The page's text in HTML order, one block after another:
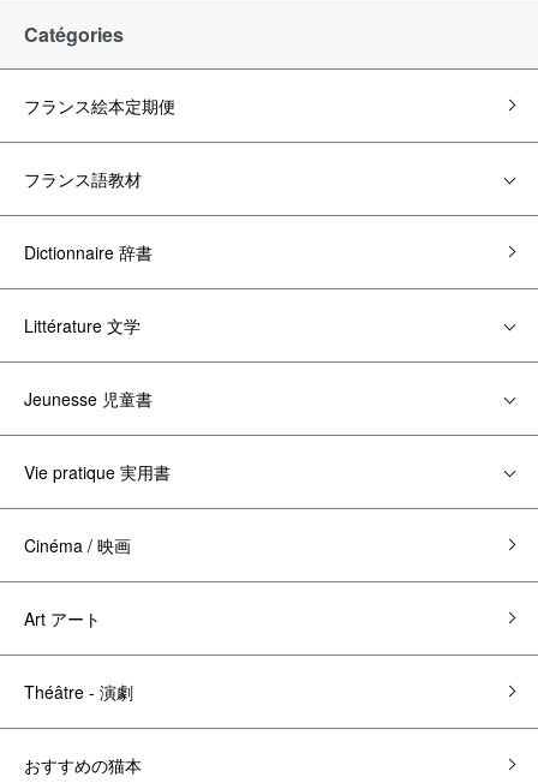
Catégories
フランス絵本定期便
フランス語教材
Dictionnaire 辞書
Littérature 文学
Jeunesse 児童書
Vie pratique 実用書
Cinéma / 映画
Art アート
Théâtre - 演劇
おすすめの猫本